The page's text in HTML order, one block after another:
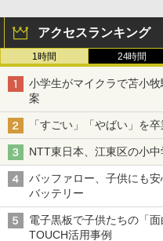
アクセスランキング
1時間 24時間
小学生がマイクラで苫小
案
「すごい」「やばい」を
NTT東日本、江東区の小
バッファロー、子供にも
バッテリー
電子黒板で子供たちの「
TOUCH活用事例